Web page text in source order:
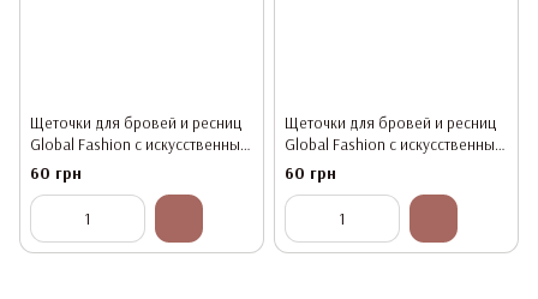
Щеточки для бровей и ресниц
Global Fashion с искусственным
ворсом в колбе, 50 шт,
Бирюзовые
60 грн
Щеточки для бровей и ресниц
Global Fashion с искусственным
ворсом в колбе, 50 шт, Синие
60 грн